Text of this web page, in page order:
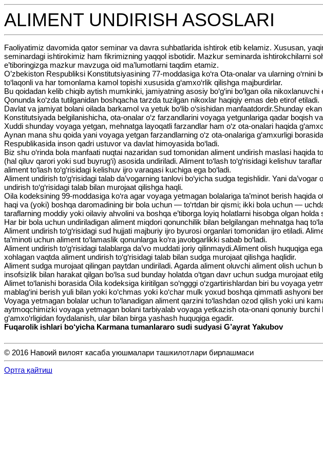
ALIMENT UNDIRISH ASOSLARI
Faoliyatimiz davomida qator seminar va davra suhbatlarida ishtirok etib kelamiz. Xususan,
seminardagi ishtirokimiz ham fikrimizning yaqqol isbotidir. Mazkur seminarda ishtirokchilarni
e’tiboringizga mazkur mavzuga oid ma’lumotlarni taqdim etamiz.
O’zbekiston Respubliksi Konstitutsiyasining 77-moddasiga ko‘ra Ota-onalar va ularning
to‘laqonli va har tomonlama kamol topishi xususida g‘amxo‘rlik qilishga majburdirlar.
Bu qoidadan kelib chiqib aytish mumkinki, jamiyatning asosiy bo‘g‘ini bo‘lgan oila
Qonunda ko‘zda tutilganidan boshqacha tarzda tuzilgan nikoxlar haqiqiy emas deb etirof etiladi.
Davlat va jamiyat bolani oilada barkamol va yetuk bo‘lib o‘sishidan manfaatdordir.Shunday
Konstitutsiyada belgilanishicha, ota-onalar o‘z farzandlarini voyaga yetgunlariga qadar boqish
Xuddi shunday voyaga yetgan, mehnatga layoqatli farzandlar ham o‘z ota-onalari haqida
Aynan mana shu qoida yani voyaga yetgan farzandlarning o‘z ota-onalariga g‘amxurligi
Respublikasida inson qadri ustuvor va davlat himoyasida bo‘ladi.
Biz shu o‘rinda bola manfaati nuqtai nazaridan sud tomonidan aliment undirish maslasi
(hal qiluv qarori yoki sud buyrug‘i) asosida undiriladi. Aliment to‘lash to‘g‘risidagi kelishuv
aliment to‘lash to‘g‘risidagi kelishuv ijro varaqasi kuchiga ega bo‘ladi.
Aliment undirish to‘g‘risidagi talab da’vogarning tanlovi bo‘yicha sudga tegishlidir. Yani
undirish to‘g‘risidagi talab bilan murojaat qilishga haqli.
Oila kodeksining 99-moddasiga ko‘ra agar voyaga yetmagan bolalariga ta’minot berish
haqi va (yoki) boshqa daromadining bir bola uchun — to‘rtdan bir qismi; ikki bola uchun —
taraflarning moddiy yoki oilaviy ahvolini va boshqa e’tiborga loyiq holatlarni hisobga olgan
Har bir bola uchun undiriladigan aliment miqdori qonunchilik bilan belgilangan mehnatga haq
Aliment undirish to‘g‘risidagi sud hujjati majburiy ijro byurosi organlari tomonidan ijro etiladi.
ta’minoti uchun aliment to‘lamaslik qonunlarga ko‘ra javobgarlikki sabab bo‘ladi.
Aliment undirish to‘g‘risidagi talablarga da’vo muddati joriy qilinmaydi.Aliment olish huquqiga
xohlagan vaqtda aliment undirish to‘g‘risidagi talab bilan sudga murojaat qilishga haqlidir.
Aliment sudga murojaat qilingan paytdan undiriladi. Agarda aliment oluvchi aliment olish uchun
insofsizlik bilan harakat qilgan bo‘lsa sud bunday holatda o‘tgan davr uchun sudga murojaat
Alimet to‘lanishi borasida Oila kodeksiga kiritilgan so‘ngggi o‘zgartirishlardan biri bu voyaga
mablag‘ini berish yuli bilan yoki ko‘chmas yoki ko‘char mulk yoxud boshqa qimmatli ashyoni
Voyaga yetmagan bolalar uchun to‘lanadigan aliment qarzini to‘lashdan ozod qilish yoki uni
aytmoqchimizki voyaga yetmagan bolani tarbiyalab voyaga yetkazish ota-onani qonuniy
g‘amxo‘rligidan foydalanish, ular bilan birga yashash huquqiga egadir.
Fuqarolik ishlari bo‘yicha Karmana tumanlararo sudi sudyasi G’ayrat Yakubov
© 2016 Навоий вилоят касаба уюшмалари ташкилотлари бирлашмаси
Ортга қайтиш